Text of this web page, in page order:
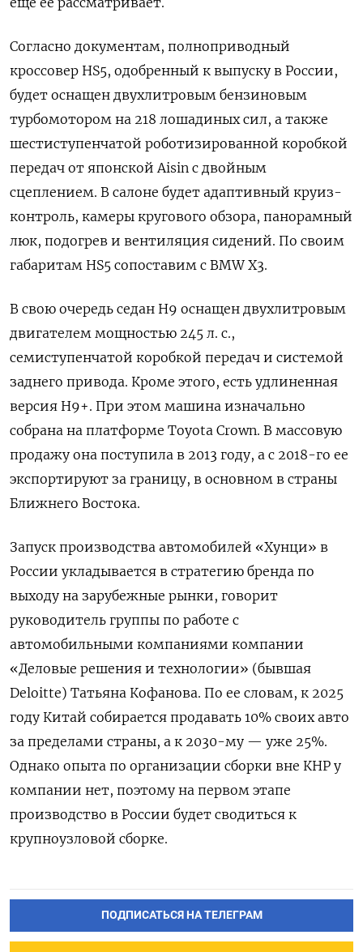
Согласно документам, полноприводный
кроссовер HS5, одобренный к выпуску в России,
будет оснащен двухлитровым бензиновым
турбомотором на 218 лошадиных сил, а также
шестиступенчатой роботизированной коробкой
передач от японской Aisin с двойным
сцеплением. В салоне будет адаптивный круиз-
контроль, камеры кругового обзора, панорамный
люк, подогрев и вентиляция сидений. По своим
габаритам HS5 сопоставим с BMW X3.
В свою очередь седан H9 оснащен двухлитровым
двигателем мощностью 245 л. с.,
семиступенчатой коробкой передач и системой
заднего привода. Кроме этого, есть удлиненная
версия H9+. При этом машина изначально
собрана на платформе Toyota Crown. В массовую
продажу она поступила в 2013 году, а с 2018-го ее
экспортируют за границу, в основном в страны
Ближнего Востока.
Запуск производства автомобилей «Хунци» в
России укладывается в стратегию бренда по
выходу на зарубежные рынки, говорит
руководитель группы по работе с
автомобильными компаниями компании
«Деловые решения и технологии» (бывшая
Deloitte) Татьяна Кофанова. По ее словам, к 2025
году Китай собирается продавать 10% своих авто
за пределами страны, а к 2030-му — уже 25%.
Однако опыта по организации сборки вне КНР у
компании нет, поэтому на первом этапе
производство в России будет сводиться к
крупноузловой сборке.
ПОДПИСАТЬСЯ НА ТЕЛЕГРАМ